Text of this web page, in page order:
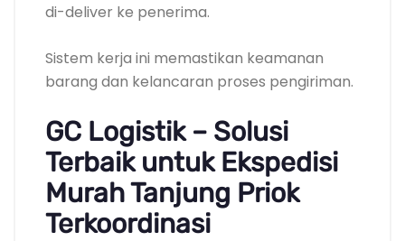
di-deliver ke penerima.
Sistem kerja ini memastikan keamanan
barang dan kelancaran proses pengiriman.
GC Logistik – Solusi
Terbaik untuk Ekspedisi
Murah Tanjung Priok
Terkoordinasi